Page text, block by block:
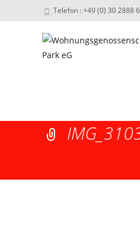
Telefon : +49 (0) 30 2888